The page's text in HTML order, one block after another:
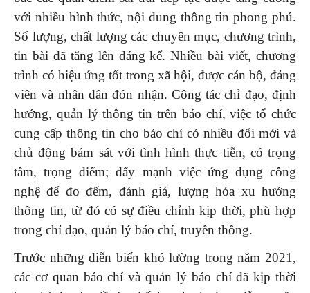
với nhiều hình thức, nội dung thông tin phong phú.
Số lượng, chất lượng các chuyên mục, chương trình,
tin bài đã tăng lên đáng kể. Nhiều bài viết, chương
trình có hiệu ứng tốt trong xã hội, được cán bộ, đảng
viên và nhân dân đón nhận. Công tác chỉ đạo, định
hướng, quản lý thông tin trên báo chí, việc tổ chức
cung cấp thông tin cho báo chí có nhiều đổi mới và
chủ động bám sát với tình hình thực tiễn, có trọng
tâm, trọng điểm; đẩy mạnh việc ứng dụng công
nghệ để đo đếm, đánh giá, lượng hóa xu hướng
thông tin, từ đó có sự điều chỉnh kịp thời, phù hợp
trong chỉ đạo, quản lý báo chí, truyền thông.
Trước những diễn biến khó lường trong năm 2021,
các cơ quan báo chí và quản lý báo chí đã kịp thời